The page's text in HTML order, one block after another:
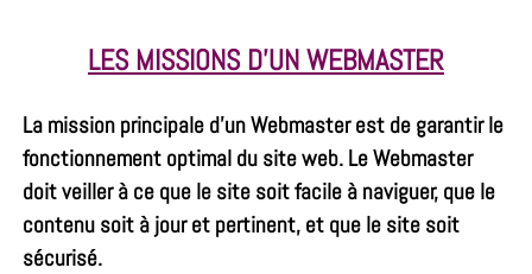
LES MISSIONS D’UN WEBMASTER
La mission principale d’un Webmaster est de garantir le
fonctionnement optimal du site web. Le Webmaster
doit veiller à ce que le site soit facile à naviguer, que le
contenu soit à jour et pertinent, et que le site soit
sécurisé.